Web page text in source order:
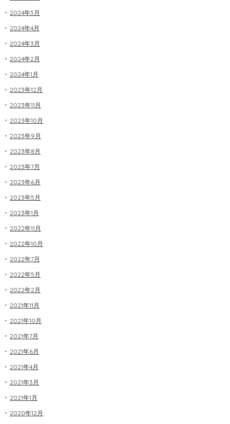
2024年5月
2024年4月
2024年3月
2024年2月
2024年1月
2023年12月
2023年11月
2023年10月
2023年9月
2023年8月
2023年7月
2023年6月
2023年5月
2023年1月
2022年11月
2022年10月
2022年7月
2022年5月
2022年2月
2021年11月
2021年10月
2021年7月
2021年6月
2021年4月
2021年3月
2021年1月
2020年12月